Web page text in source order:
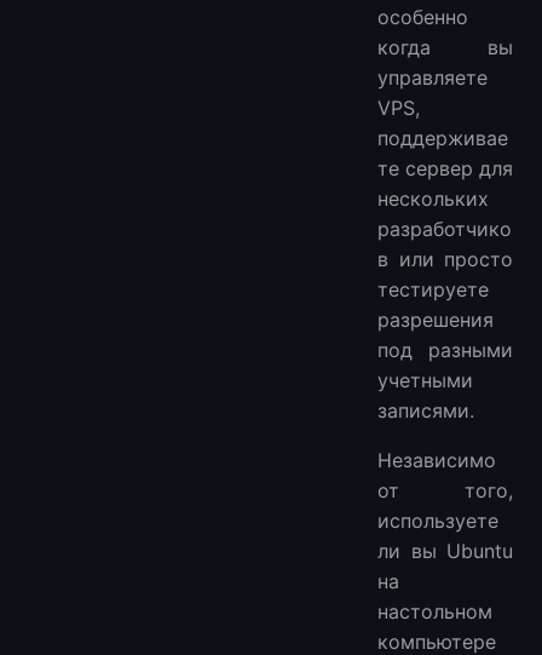
особенно
когда вы
управляете
VPS,
поддерживае
те сервер для
нескольких
разработчико
в или просто
тестируете
разрешения
под разными
учетными
записями.
Независимо
от того,
используете
ли вы Ubuntu
на
настольном
компьютере